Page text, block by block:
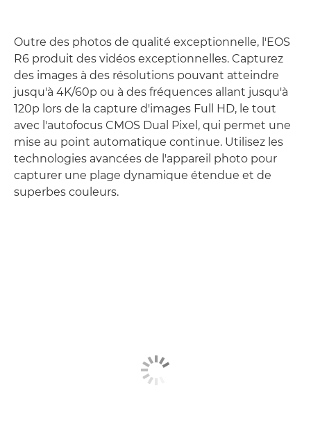
Outre des photos de qualité exceptionnelle, l'EOS
R6 produit des vidéos exceptionnelles. Capturez
des images à des résolutions pouvant atteindre
jusqu'à 4K/60p ou à des fréquences allant jusqu'à
120p lors de la capture d'images Full HD, le tout
avec l'autofocus CMOS Dual Pixel, qui permet une
mise au point automatique continue. Utilisez les
technologies avancées de l'appareil photo pour
capturer une plage dynamique étendue et de
superbes couleurs.